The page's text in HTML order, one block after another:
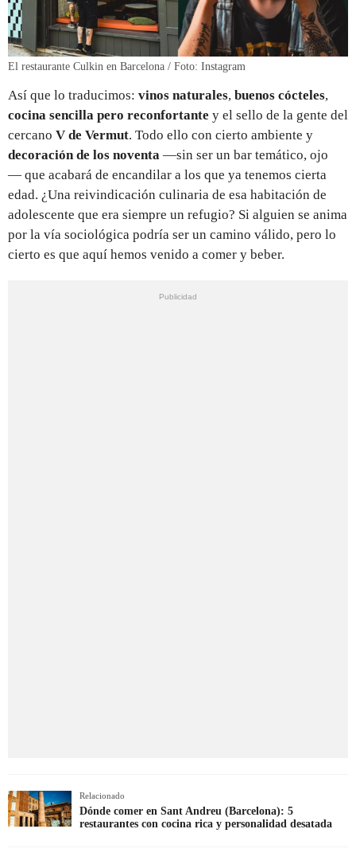
El restaurante Culkin en Barcelona / Foto: Instagram
Así que lo traducimos: vinos naturales, buenos cócteles,
cocina sencilla pero reconfortante y el sello de la gente del
cercano V de Vermut. Todo ello con cierto ambiente y
decoración de los noventa —sin ser un bar temático, ojo
— que acabará de encandilar a los que ya tenemos cierta
edad. ¿Una reivindicación culinaria de esa habitación de
adolescente que era siempre un refugio? Si alguien se anima
por la vía sociológica podría ser un camino válido, pero lo
cierto es que aquí hemos venido a comer y beber.
Relacionado
Dónde comer en Sant Andreu (Barcelona): 5
restaurantes con cocina rica y personalidad desatada